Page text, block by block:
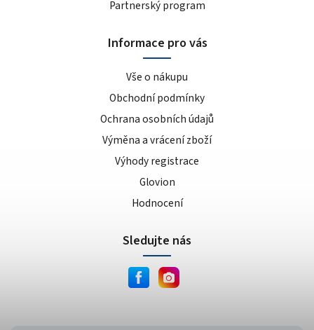
Partnerský program
Informace pro vás
Vše o nákupu
Obchodní podmínky
Ochrana osobních údajů
Výměna a vrácení zboží
Výhody registrace
Glovion
Hodnocení
Sledujte nás